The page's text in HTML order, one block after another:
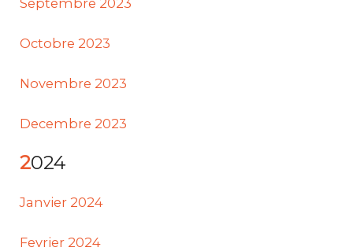
Octobre 2023
Novembre 2023
Decembre 2023
2024
Janvier 2024
Fevrier 2024